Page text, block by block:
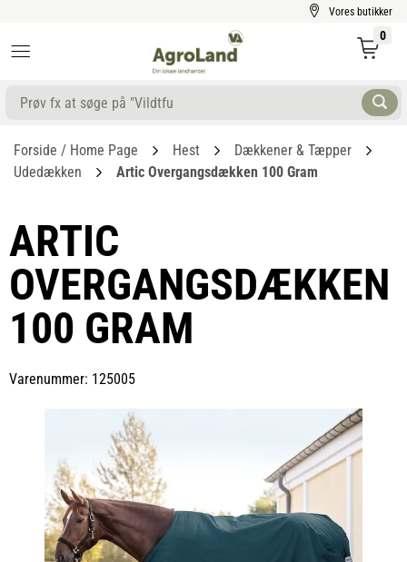
Vores butikker
0
Forside / Home Page Hest
Dækkener & Tæpper
Udedækken
Artic Overgangsdækken 100 Gram
ARTIC
OVERGANGSDÆKKEN
100 GRAM
Varenummer: 125005